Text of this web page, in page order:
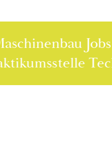
Jobs